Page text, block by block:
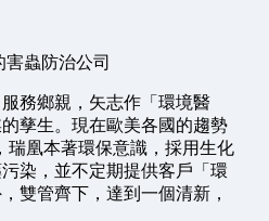
蟲防治公司
務鄉親，矢志作「環境醫
孳生。現在歐美各國的趨勢
凰本著環保意識，採用生化
染，並不定期提供客戶「環
雙管齊下，達到一個清新，